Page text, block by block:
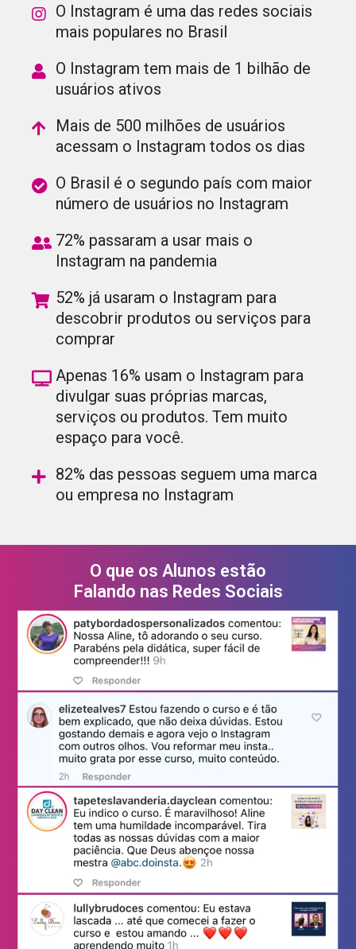
O Instagram é uma das redes sociais
mais populares no Brasil
O Instagram tem mais de 1 bilhão de
usuários ativos
Mais de 500 milhões de usuários
acessam o Instagram todos os dias
O Brasil é o segundo país com maior
número de usuários no Instagram
72% passaram a usar mais o
Instagram na pandemia
52% já usaram o Instagram para
descobrir produtos ou serviços para
comprar
Apenas 16% usam o Instagram para
divulgar suas próprias marcas,
serviços ou produtos. Tem muito
espaço para você.
82% das pessoas seguem uma marca
ou empresa no Instagram
O que os Alunos estão
Falando nas Redes Sociais